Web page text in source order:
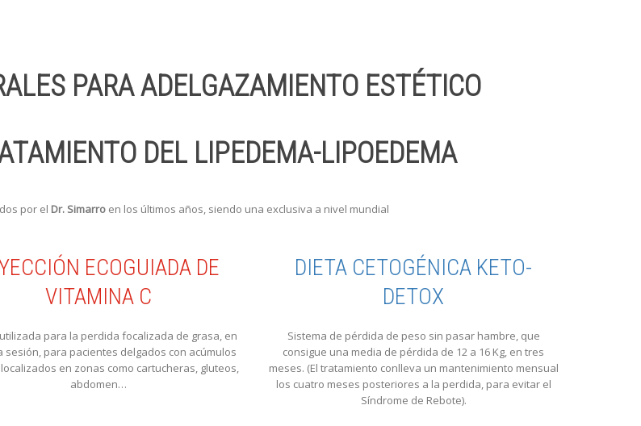
PARA ADELGAZAMIENTO ESTÉTICO
DEL LIPEDEMA-LIPOEDEMA
por el Dr. Simarroen los últimos años, siendo una exclusiva a nivel mundial
ECOGUIADA DE
VITAMINA C
para la perdida focalizada de grasa, en
sesión, para pacientes delgados con acúmulos
en zonas como cartucheras, gluteos,
abdomen…
DIETA CETOGÉNICA KETO-
DETOX
Sistema de pérdida de peso sin pasar hambre, que
consigue una media de pérdida de 12 a 16 Kg, en tres
meses. (El tratamiento conlleva un mantenimiento mensual
los cuatro meses posteriores a la perdida, para evitar el
Síndrome de Rebote).